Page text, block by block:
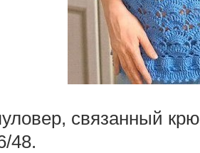
связанный
48.